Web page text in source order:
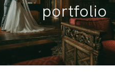
portfolio